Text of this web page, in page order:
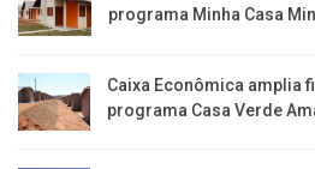
programa Minha Casa
Caixa Econômica amplia
programa Casa Verde